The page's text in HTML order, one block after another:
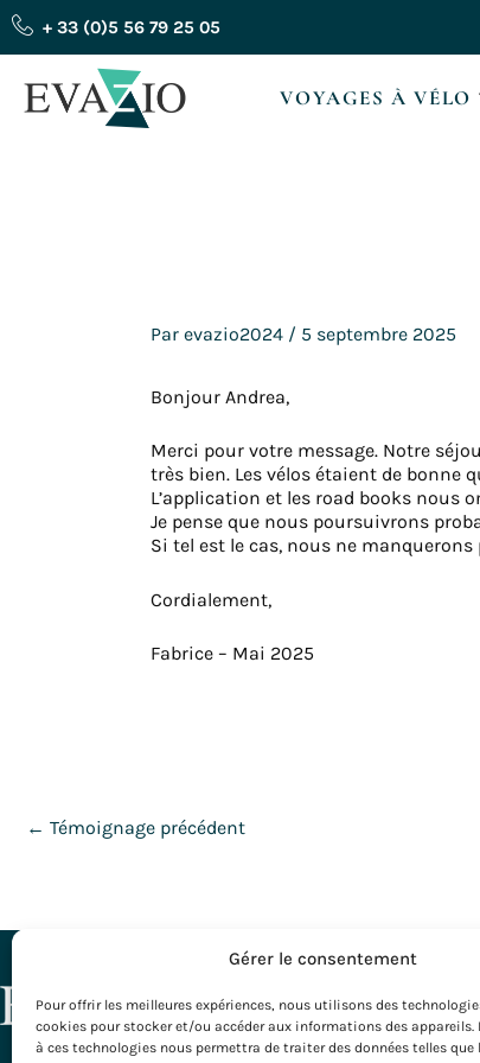
Gérer le consentement
Pour offrir les meilleures expériences, nous utilisons des
cookies pour stocker et/ou accéder aux informations des appareils.
à ces technologies nous permettra de traiter des données telles
Aller
au
contenu
+ 33 (0)5 56 79 25 05
VOYAGES À VÉLO
Par evazio2024 / 5 septembre 2025
Bonjour Andrea,
Merci pour votre message. Notre
très bien. Les vélos étaient de bonne
L’application et les road books nous
Je pense que nous poursuivrons
Si tel est le cas, nous ne manquerons
Cordialement,
Fabrice – Mai 2025
← Témoignage précédent
Toutes